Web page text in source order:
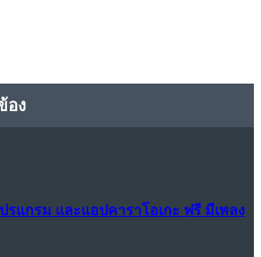
อง
รแกรม และแอปคาราโอเกะ ฟรี มีเพลง